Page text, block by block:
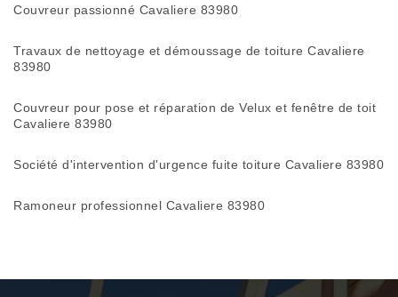
Couvreur passionné Cavaliere 83980
Travaux de nettoyage et démoussage de toiture Cavaliere
83980
Couvreur pour pose et réparation de Velux et fenêtre de toit
Cavaliere 83980
Société d'intervention d'urgence fuite toiture Cavaliere 83980
Ramoneur professionnel Cavaliere 83980